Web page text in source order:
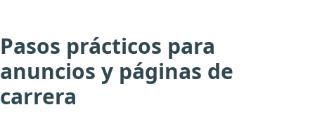
Pasos prácticos para
anuncios y páginas de
carrera